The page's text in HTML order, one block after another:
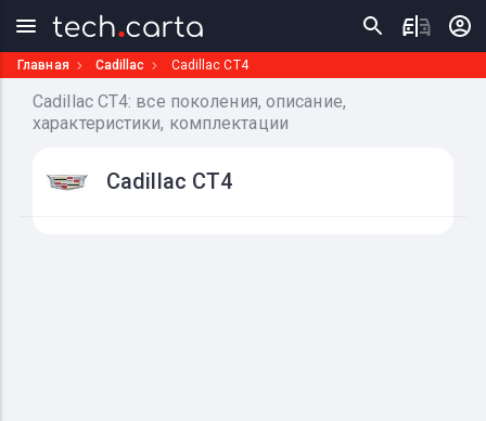
Главная Cadillac Cadillac CT4
Cadillac CT4: все поколения, описание,
характеристики, комплектации
Cadillac CT4